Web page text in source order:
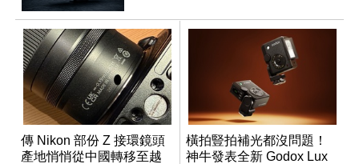
傳 Nikon 部份 Z 接環鏡頭
產地悄悄從中國轉移至越
橫拍豎拍補光都沒問題！
神牛發表全新 Godox Lux